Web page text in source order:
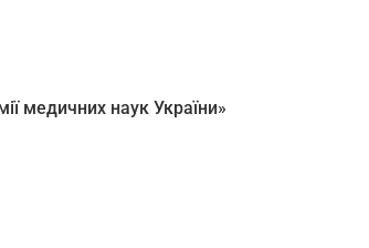
медичних наук України»